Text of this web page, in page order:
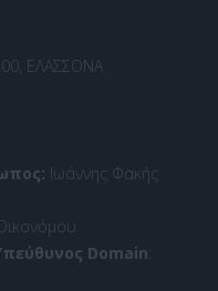
ΕΛΑΣΣΟΝΑ
Ιωάννης Φακής
Domain: